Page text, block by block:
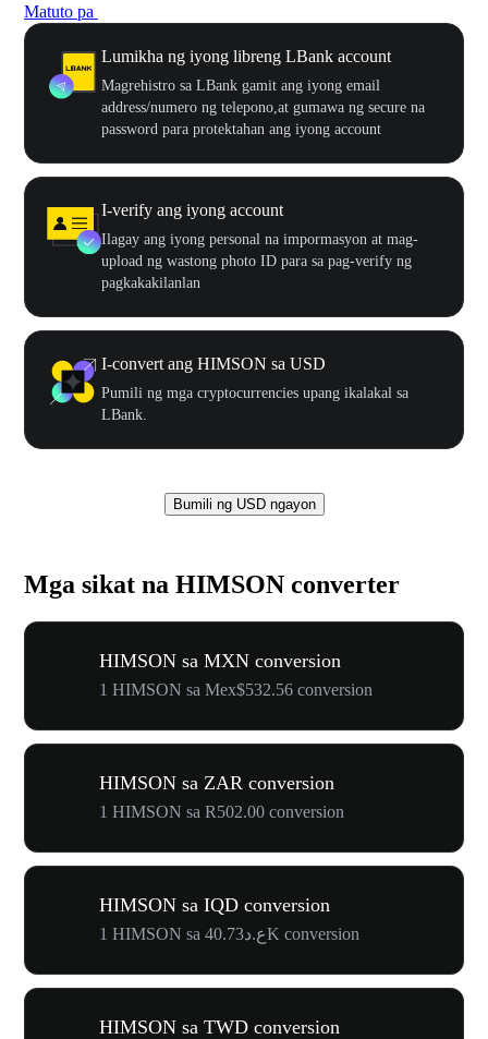
Matuto pa
Lumikha ng iyong libreng LBank account
Magrehistro sa LBank gamit ang iyong email
address/numero ng telepono,at gumawa ng secure na
password para protektahan ang iyong account
I-verify ang iyong account
Ilagay ang iyong personal na impormasyon at mag-
upload ng wastong photo ID para sa pag-verify ng
pagkakakilanlan
I-convert ang HIMSON sa USD
Pumili ng mga cryptocurrencies upang ikalakal sa
LBank.
Bumili ng USD ngayon
Mga sikat na HIMSON converter
HIMSON sa MXN conversion
1 HIMSON sa Mex$532.56 conversion
HIMSON sa ZAR conversion
1 HIMSON sa R502.00 conversion
HIMSON sa IQD conversion
1 HIMSON sa ع.د40.73K conversion
HIMSON sa TWD conversion